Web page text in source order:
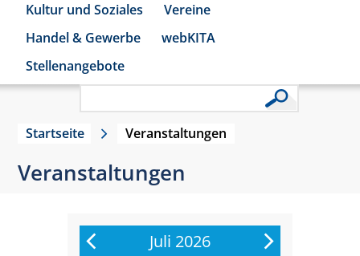
Kultur und Soziales
Vereine
Handel & Gewerbe
webKITA
Stellenangebote
Startseite Veranstaltungen
Veranstaltungen
Juli 2026